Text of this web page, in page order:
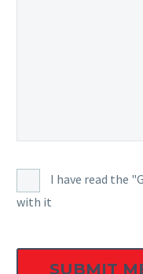
I have read the
with it